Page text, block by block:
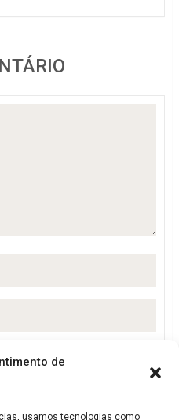
de
usamos tecnologias como